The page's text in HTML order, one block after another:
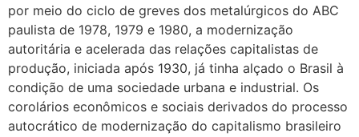
por meio do ciclo de greves dos metalúrgicos do ABC
paulista de 1978, 1979 e 1980, a modernização
autoritária e acelerada das relações capitalistas de
produção, iniciada após 1930, já tinha alçado o Brasil à
condição de uma sociedade urbana e industrial. Os
corolários econômicos e sociais derivados do processo
autocrático de modernização do capitalismo brasileiro